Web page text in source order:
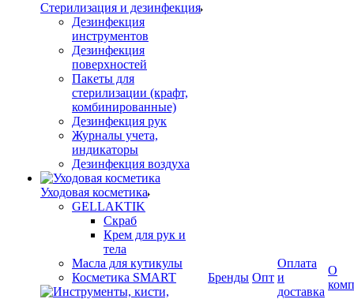
Стерилизация и дезинфекция
Дезинфекция
инструментов
Дезинфекция
поверхностей
Пакеты для
стерилизации (крафт,
комбинированные)
Дезинфекция рук
Журналы учета,
индикаторы
Дезинфекция воздуха
Уходовая косметика
GELLAKTIK
Скраб
Крем для рук и
тела
Масла для кутикулы
Косметика SMART
Бренды Опт
Оплата
и
доставка
О